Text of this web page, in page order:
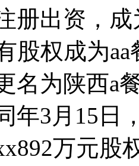
册出资，
股权成为
名为陕西a
年3月15日
万元股